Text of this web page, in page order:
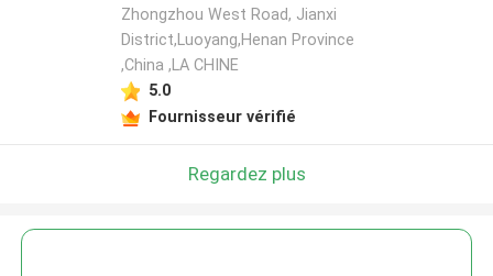
Zhongzhou West Road, Jianxi
District,Luoyang,Henan Province
,China ,LA CHINE
5.0
Fournisseur vérifié
Regardez plus